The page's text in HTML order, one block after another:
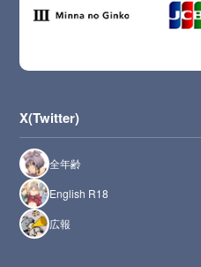
X(Twitter)
全年齢
English R18
広報